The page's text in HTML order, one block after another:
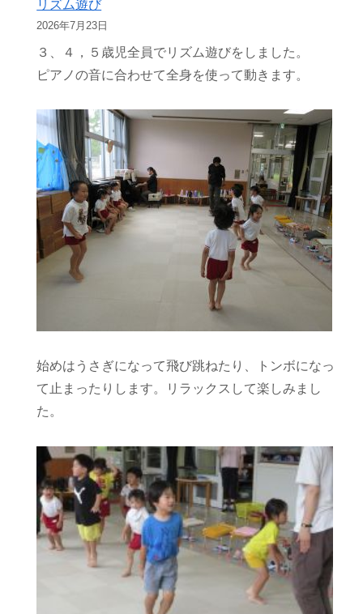
リズム遊び
2026年7月23日
３、４，５歳児全員でリズム遊びをしました。
ピアノの音に合わせて全身を使って動きます。
始めはうさぎになって飛び跳ねたり、トンボになっ
て止まったりします。リラックスして楽しみまし
た。